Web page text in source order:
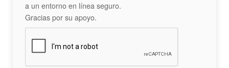
a un entorno en línea seguro.
Gracias por su apoyo.